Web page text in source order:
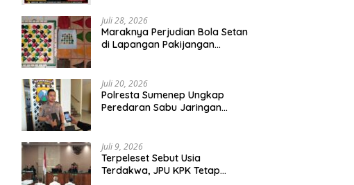
Juli 28, 2026
Maraknya Perjudian Bola Setan
di Lapangan Pakijangan
Juli 20, 2026
Polresta Sumenep Ungkap
Peredaran Sabu Jaringan
Juli 9, 2026
Terpeleset Sebut Usia
Terdakwa, JPU KPK Tetap